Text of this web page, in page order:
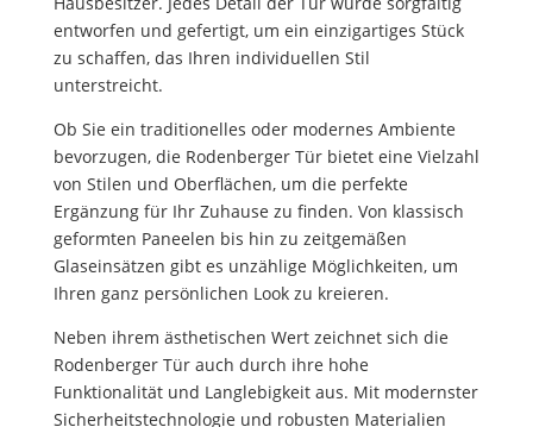
entworfen und gefertigt, um ein einzigartiges Stück
zu schaffen, das Ihren individuellen Stil
unterstreicht.
Ob Sie ein traditionelles oder modernes Ambiente
bevorzugen, die Rodenberger Tür bietet eine Vielzahl
von Stilen und Oberflächen, um die perfekte
Ergänzung für Ihr Zuhause zu finden. Von klassisch
geformten Paneelen bis hin zu zeitgemäßen
Glaseinsätzen gibt es unzählige Möglichkeiten, um
Ihren ganz persönlichen Look zu kreieren.
Neben ihrem ästhetischen Wert zeichnet sich die
Rodenberger Tür auch durch ihre hohe
Funktionalität und Langlebigkeit aus. Mit modernster
Sicherheitstechnologie und robusten Materialien